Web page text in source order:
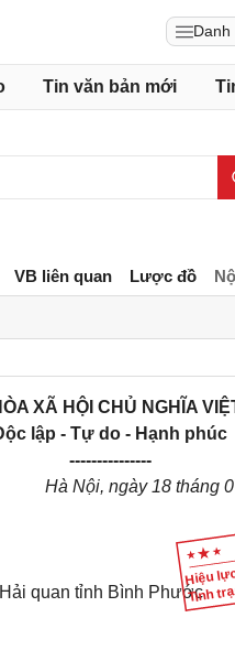
Danh
Tin văn bản mới
VB liên quan Lược đồ
Hiệu
Tình
XÃ HỘI CHỦ NGHĨA
lập - Tự do - Hạnh phúc
---------------
Hà Nội, ngày 18 tháng
quan tỉnh Bình Phước